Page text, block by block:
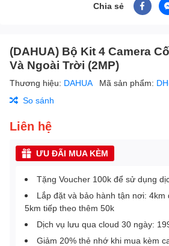
Chia sẻ
(DAHUA) Bộ Kit 4 Camera
Và Ngoài Trời (2MP)
Thương hiệu: DAHUA Mã sản phẩm:
So sánh
Liên hệ
ƯU ĐÃI MUA KÈM
Tặng Voucher 100k để sử dụng
Lắp đặt và bảo hành tận nơi: 4km
5km tiếp theo thêm 50k
Dịch vụ lưu qua cloud 30 ngày:
Giảm 20% thẻ nhớ khi mua kèm